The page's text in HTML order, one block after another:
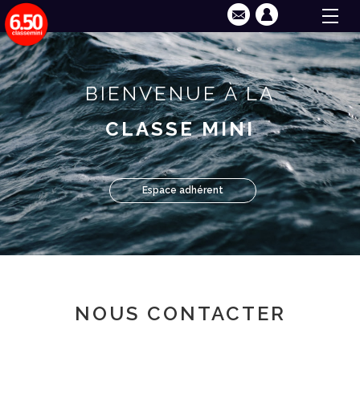
BIENVENUE À LA
CLASSE MINI
Espace adhérent
NOUS CONTACTER